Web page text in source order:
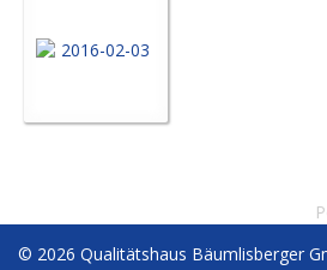
© 2026 Qualitätshaus Bäumlisberger